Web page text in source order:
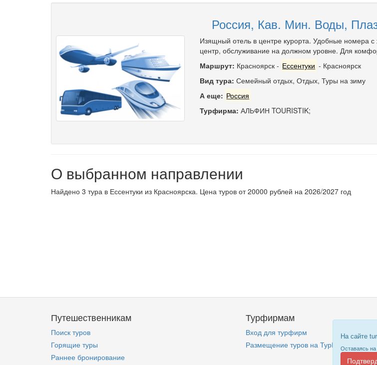
Россия, Кав. Мин. Воды,
Изящный отель в центре курорта. Удобные номера
центр, обслуживание на должном уровне. Для
Маршрут: Красноярск- Ессентуки - Красноярск
Вид тура: Семейный отдых, Отдых, Туры на зиму
А еще: Россия
Турфирма: АЛЬФИН TOURISTIK;
О выбранном направлении
Найдено 3 тура в Ессентуки из Красноярска. Цена туров от 20000 рублей на 2026/2027 год
На сайте
Оставаясь
Путешественникам
Поиск туров
Горящие туры
Раннее бронирование
Турфирмам
Вход для турфирм
Размещение туров на ТурГик!